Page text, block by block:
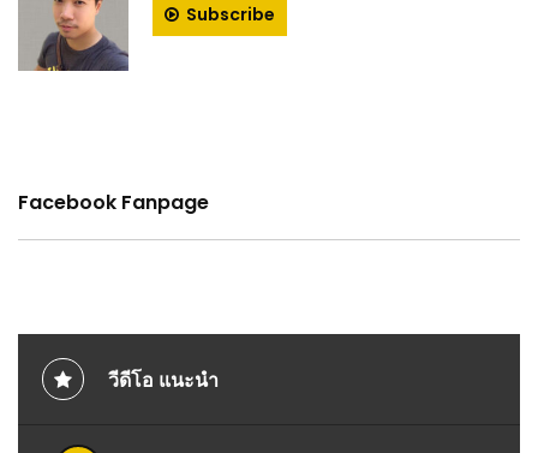
Subscribe
Facebook Fanpage
วีดีโอ แนะนำ